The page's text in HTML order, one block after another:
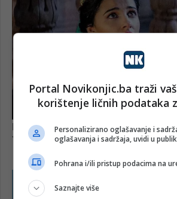
Portal Novikonjic.ba traži
korištenje ličnih podataka
Personalizirano oglašavanje i
oglašavanja i sadržaja, uvidi u
Pohrana i/ili pristup podacima na
Saznajte više